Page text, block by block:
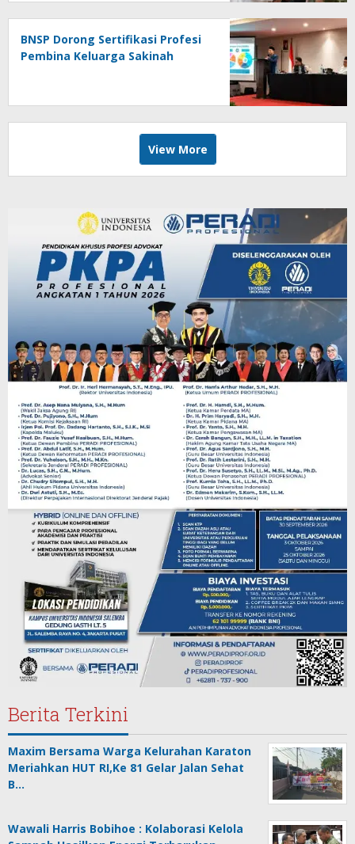
BNSP Dorong Sertifikasi Profesi
Pembina Keluarga Sakinah
View More
Berita Terkini
Maxim Bersama Warga Kelurahan Karaton
Meriahkan HUT RI,Ke 81 Gelar Jalan Sehat
B…
Wawali Harris Bobihoe : Kolaborasi Kelola